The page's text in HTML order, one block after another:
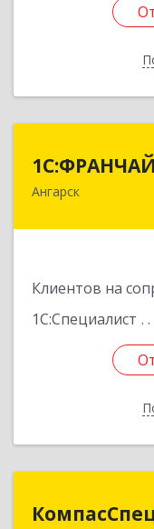
Ангарск
Клиентов на
1С:Специалист